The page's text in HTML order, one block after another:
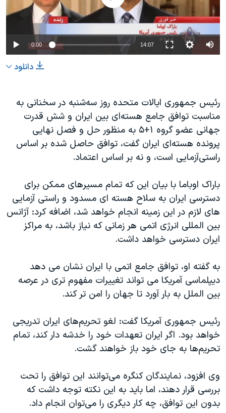
فرهنگ و زندگی
حقوق شهروندی
اقتصادی
گالری عکس
آرشیو پخش زنده
انتخابات ریاست جمهوری آمریکا ۲۰۲۴
حمله جمهوری اسلامی به اسرائیل
اعتراضات زن، زندگی، آزادی
مجموعه مستندهای دادخواهی
تریبونال مردمی آبان ۹۸
دادگاه حمید نوری
قانون شفافیت دارائی کادر رهبری ایران
اعتراضات مردمی آبان ۹۸
اسرائیل در جنگ
نرگس محمدی برنده جایزه نوبل صلح
همایش محافظه‌کاران آمریکا «سی‌پک»
صفحه‌های ویژه
سفر پرزیدنت ترامپ به چین
دنبال کنید
0:00 14:07
دانلود
رئیس جمهوری ایالات متحده روز سه‌شنبه در سخنانی به
مناسبت توافق جامع هسته‌ای بین ایران و شش قدرت
جهانی عضو گروه ۱+۵ به منظور حل و فصل نهایی
پرونده هسته‌ای ایران گفت، توافق حاصل شده بر اساس
راستی‌آزمایی است، و نه بر اساس اعتماد.
باراک اوباما با بیان این که تمام مسیرهای ممکن برای
دسترسی ایران به سلاح هسته ای مسدود و راستی آزمایی
های لازم در این زمینه انجام خواهد شد، اضافه کرد: آژانس
بین المللی انرژی اتمی هر زمانی که نیاز باشد، به مراکز
ایران دسترسی خواهد داشت.
به گفته او، توافق جامع اتمی با ایران نشان می دهد
دیپلماسی آمریکا می تواند تغییرات مفهوم تری در عرصه
بین الملل به بار آورد تا جهان را امن تر کند.
رئیس جمهوری آمریکا گفت: لغو تحریم‌های ایران تدریجی
خواهد بود. اگر ایران تعهدات خود را خدشه دار کند، تمام
تحریم‌ها به جای خود باز خواهند گشت.
وی افزود، نمایندگان کنگره می‌توانند این توافق را تحت
بررسی قرار دهند، اما باید به این نکته توجه داشت که
بدون این توافق، چه کار دیگری را می‌توان انجام داد.